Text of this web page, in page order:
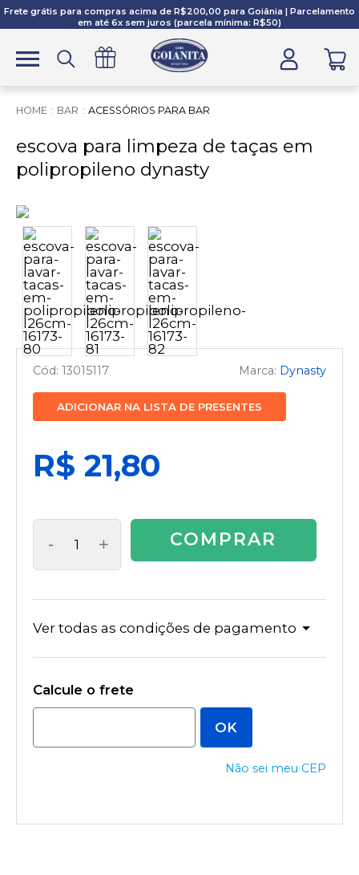
Frete grátis para compras acima de R$200,00 para Goiânia | Parcelamento
em até 6x sem juros (parcela mínima: R$50)
BAR ACESSÓRIOS PARA BAR
escova para limpeza de taças em
polipropileno dynasty
13015117 Dynasty
ADICIONAR NA LISTA DE PRESENTES
R$ 21,80
- + COMPRAR
Ver todas as condições de pagamento
Não sei meu CEP